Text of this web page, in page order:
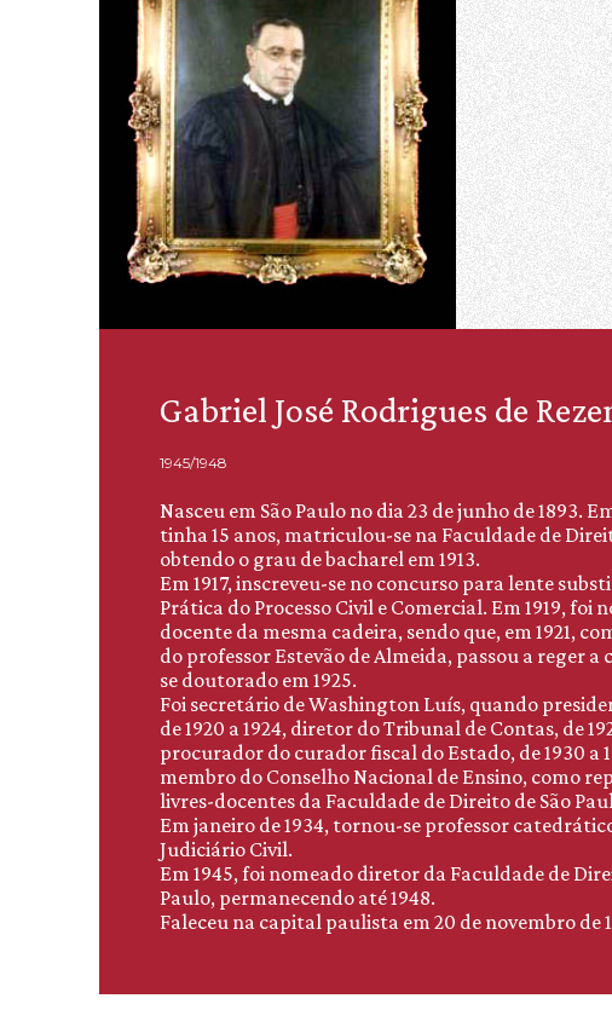
Gabriel José Rodrigues de
1945/1948
Nasceu em São Paulo no dia 23 de junho de 1893.
tinha 15 anos, matriculou-se na Faculdade de
obtendo o grau de bacharel em 1913.
Em 1917, inscreveu-se no concurso para lente
Prática do Processo Civil e Comercial. Em 1919, foi
docente da mesma cadeira, sendo que, em 1921,
do professor Estevão de Almeida, passou a reger a
se doutorado em 1925.
Foi secretário de Washington Luís, quando
de 1920 a 1924, diretor do Tribunal de Contas, de
procurador do curador fiscal do Estado, de 1930 a
membro do Conselho Nacional de Ensino, como
livres-docentes da Faculdade de Direito de São
Em janeiro de 1934, tornou-se professor
Judiciário Civil.
Em 1945, foi nomeado diretor da Faculdade de
Paulo, permanecendo até 1948.
Faleceu na capital paulista em 20 de novembro de